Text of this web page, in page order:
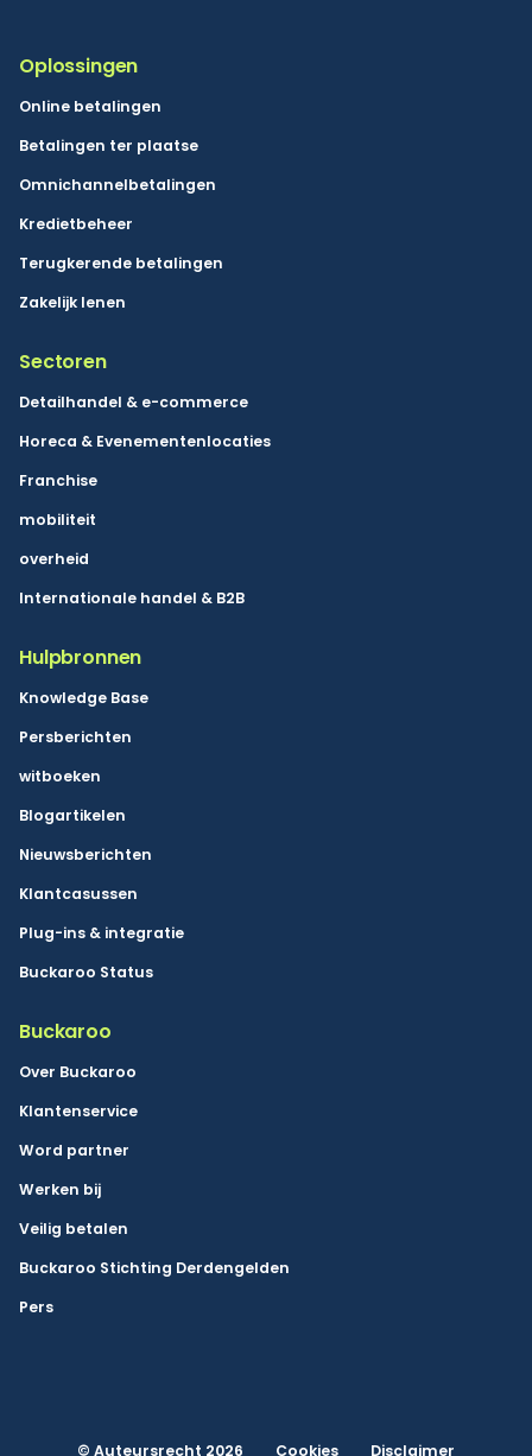
Oplossingen
Online betalingen
Betalingen ter plaatse
Omnichannelbetalingen
Kredietbeheer
Terugkerende betalingen
Zakelijk lenen
Sectoren
Detailhandel & e-commerce
Horeca & Evenementenlocaties
Franchise
mobiliteit
overheid
Internationale handel & B2B
Hulpbronnen
Knowledge Base
Persberichten
witboeken
Blogartikelen
Nieuwsberichten
Klantcasussen
Plug-ins & integratie
Buckaroo Status
Buckaroo
Over Buckaroo
Klantenservice
Word partner
Werken bij
Veilig betalen
Buckaroo Stichting Derdengelden
Pers
© Auteursrecht 2026 Cookies Disclaimer